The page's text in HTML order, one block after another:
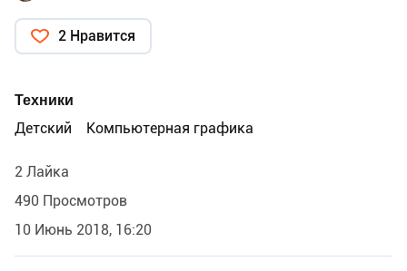
2 Нравится
Техники
Детский
Компьютерная графика
2 Лайка
490 Просмотров
10 Июнь 2018, 16:20